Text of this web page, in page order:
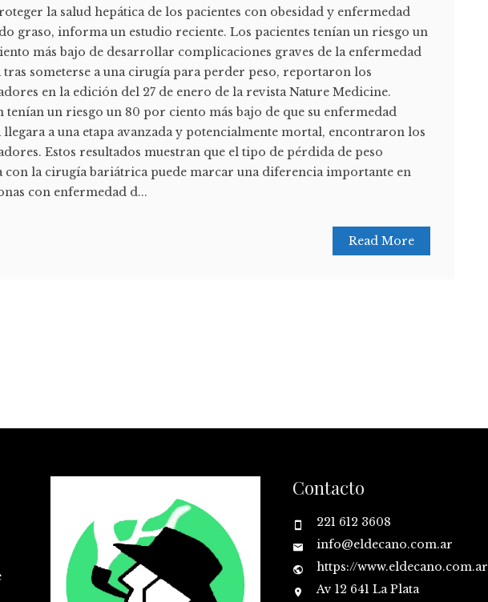
la salud hepática de los pacientes con obesidad y enfermedad
graso, informa un estudio reciente. Los pacientes tenían un riesgo un
más bajo de desarrollar complicaciones graves de la enfermedad
tras someterse a una cirugía para perder peso, reportaron los
en la edición del 27 de enero de la revista Nature Medicine.
tenían un riesgo un 80 por ciento más bajo de que su enfermedad
llegara a una etapa avanzada y potencialmente mortal, encontraron los
Estos resultados muestran que el tipo de pérdida de peso
con la cirugía bariátrica puede marcar una diferencia importante en
con enfermedad d...
Read More
Contacto
221 612 3608
info@eldecano.com.ar
https://www.eldecano.com.ar
Av 12 641 La Plata